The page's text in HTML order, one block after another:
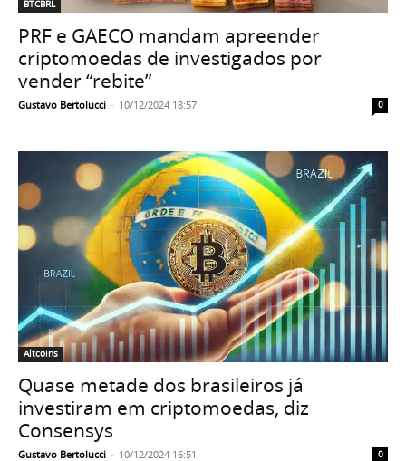
BTCBRL
PRF e GAECO mandam apreender
criptomoedas de investigados por
vender “rebite”
Gustavo Bertolucci - 10/12/2024 18:57 0
Altcoins
Quase metade dos brasileiros já
investiram em criptomoedas, diz
Consensys
Gustavo Bertolucci - 10/12/2024 16:51 0